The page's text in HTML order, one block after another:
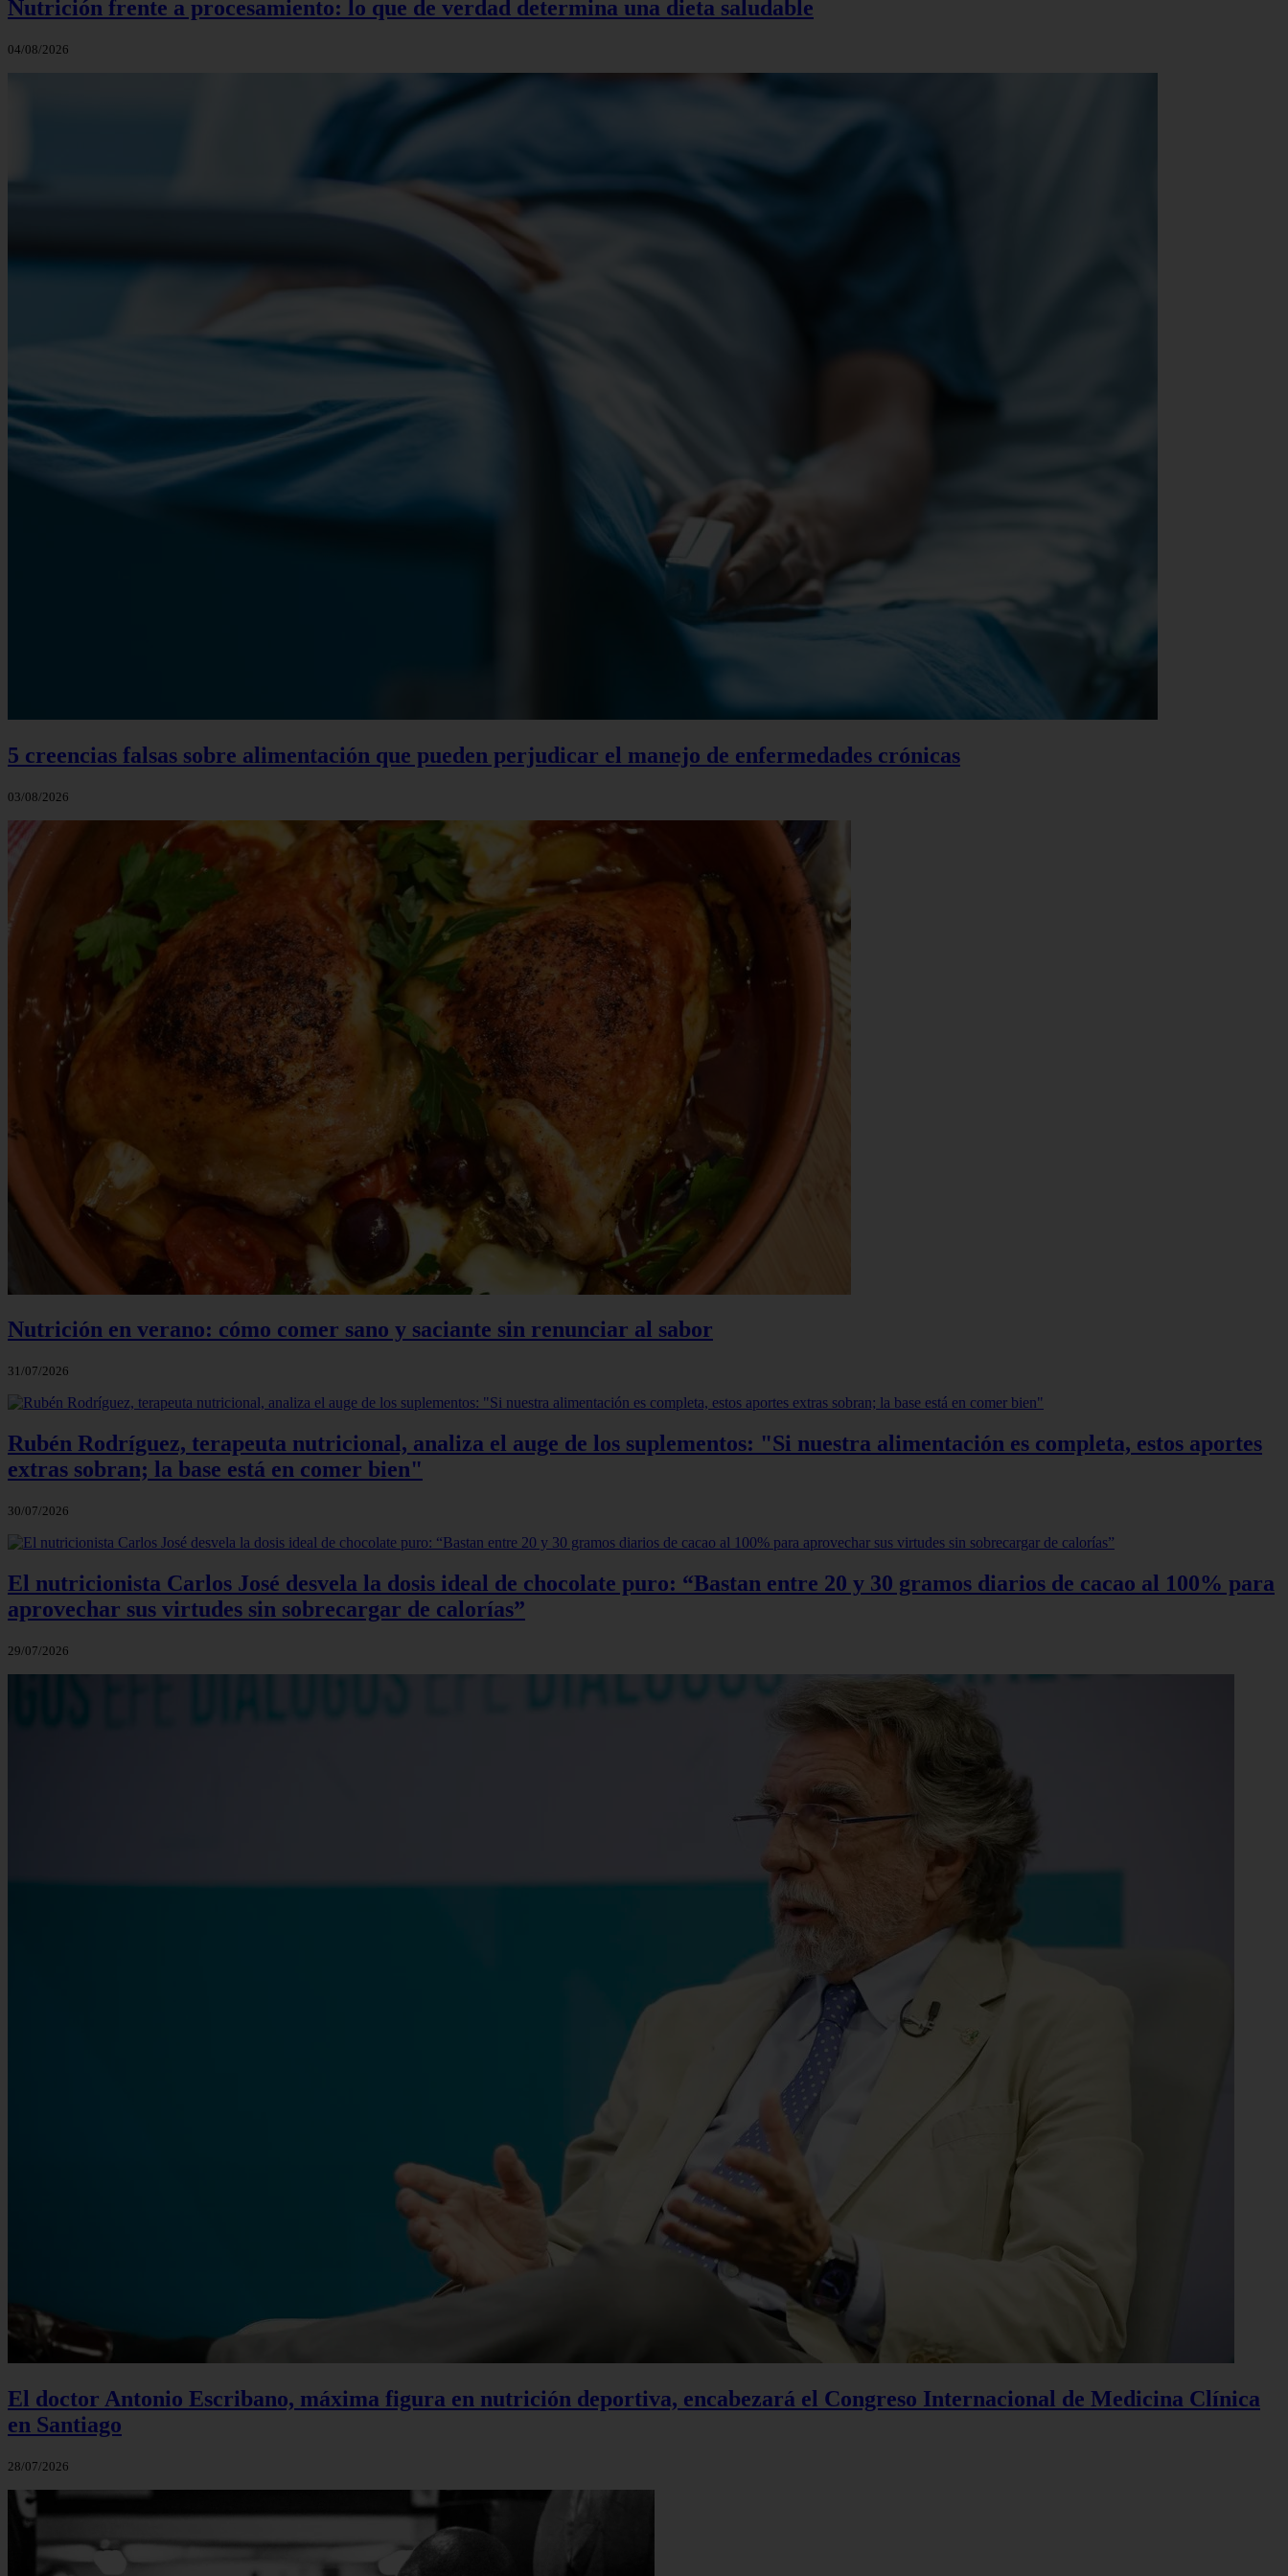
Nutrición frente a procesamiento: lo que de verdad determina una dieta saludable
04/08/2026
5 creencias falsas sobre alimentación que pueden perjudicar el manejo de enfermedades crónicas
03/08/2026
Nutrición en verano: cómo comer sano y saciante sin renunciar al sabor
31/07/2026
Rubén Rodríguez, terapeuta nutricional, analiza el auge de los suplementos: "Si nuestra alimentación es completa, estos aportes
extras sobran; la base está en comer bien"
30/07/2026
El nutricionista Carlos José desvela la dosis ideal de chocolate puro: “Bastan entre 20 y 30 gramos diarios de cacao al 100% para
aprovechar sus virtudes sin sobrecargar de calorías”
29/07/2026
El doctor Antonio Escribano, máxima figura en nutrición deportiva, encabezará el Congreso Internacional de Medicina Clínica
en Santiago
28/07/2026